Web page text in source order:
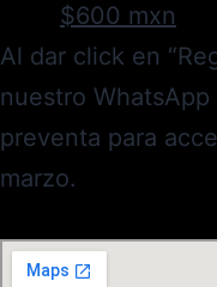
$600 mxn
Al dar click en
nuestro
preventa para
marzo.